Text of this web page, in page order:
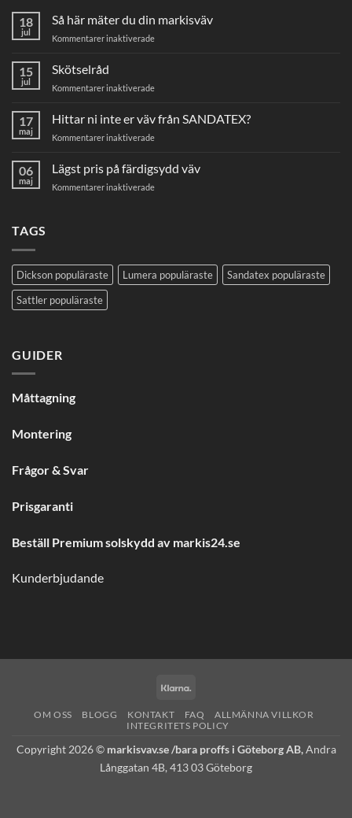
18
jul
Så här mäter du din markisväv
Kommentarer inaktiveradeför
du
markisväv
15
jul
Skötselråd
Kommentarer inaktiveradeför
17
maj
Hittar ni inte er väv från SANDATEX?
Kommentarer inaktiveradeför
inte
er
06
maj
Lägst pris på färdigsydd väv
Kommentarer inaktiveradeför
TAGS
Dickson populäraste Lumera populäraste
Sandatex populäraste
Sattler populäraste
GUIDER
Måttagning
Montering
Frågor & Svar
Prisgaranti
Beställ Premium solskydd av markis24.se
Kunderbjudande
OM OSS BLOGG KONTAKT FAQ
ALLMÄNNA VILLKOR
INTEGRITETS POLICY
Copyright 2026 © markisvav.se /bara proffs i Göteborg AB,Andra
Långgatan 4B, 413 03 Göteborg